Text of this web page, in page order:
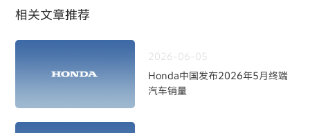
相关文章推荐
2026-06-05
Honda中国发布2026年5月终端
汽车销量